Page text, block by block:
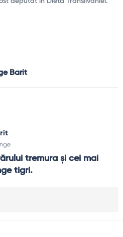
Barit
tremura și cei mai
tigri.